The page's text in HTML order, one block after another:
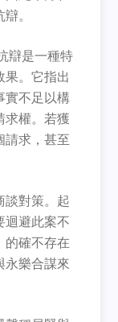
。
辯是一種特
果。它指出
實不足以構
求權。若獲
請求，甚至
談對策。起
迴避此案不
的確不存在
永樂合謀來